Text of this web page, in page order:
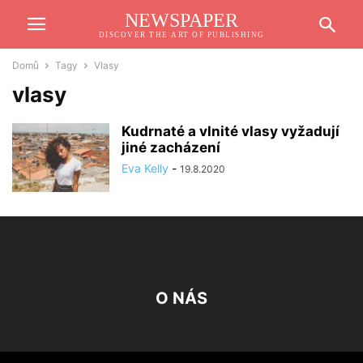
NEWSPAPER
DISCOVER THE ART OF PUBLISHING
Domů Tagy Vlasy
vlasy
Kudrnaté a vlnité vlasy vyžadují
jiné zacházení
Eva Kelly - 19.8.2020
O NÁS